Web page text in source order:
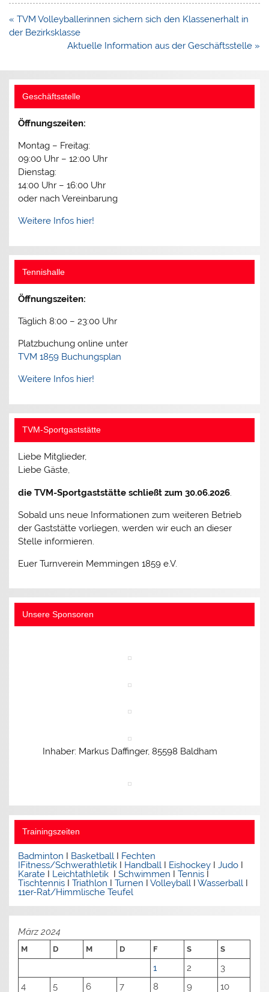
Beitragsnavigation
« TVM Volleyballerinnen sichern sich den Klassenerhalt in
der Bezirksklasse
Aktuelle Information aus der Geschäftsstelle »
Geschäftsstelle
Öffnungszeiten:
Montag – Freitag:
09:00 Uhr – 12:00 Uhr
Dienstag:
14:00 Uhr – 16:00 Uhr
oder nach Vereinbarung
Weitere Infos hier!
Tennishalle
Öffnungszeiten:
Täglich 8:00 – 23:00 Uhr
Platzbuchung online unter
TVM 1859 Buchungsplan
Weitere Infos hier!
TVM-Sportgaststätte
Liebe Mitglieder,
Liebe Gäste,
die TVM-Sportgaststätte schließt zum 30.06.2026
Sobald uns neue Informationen zum weiteren Betrieb
der Gaststätte vorliegen, werden wir euch an dieser
Stelle informieren.
Euer Turnverein Memmingen 1859 e.V.
Unsere Sponsoren
Inhaber: Markus Daffinger, 85598 Baldham
Trainingszeiten
Badminton I Basketball I Fechten
IFitness/Schwerathletik I Handball I Eishockey IJudo I
Karate I Leichtathletik ISchwimmen ITennis I
Tischtennis ITriathlon ITurnen IVolleyball IWasserball I
11er-Rat/Himmlische Teufel
März 2024
M D M D F S S
1 2
3
4
5 6 7 8 9 10